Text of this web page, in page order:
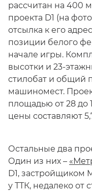
рассчитан на 400
проекта D1 (на
отсылка к его
позиции белого
начале игры.
высотки и 23-
стилобат и общий
машиномест.
площадью от 28 до
цены составляют
Остальные два
Один из них –
D1, застройщиком
у ТТК, недалеко от